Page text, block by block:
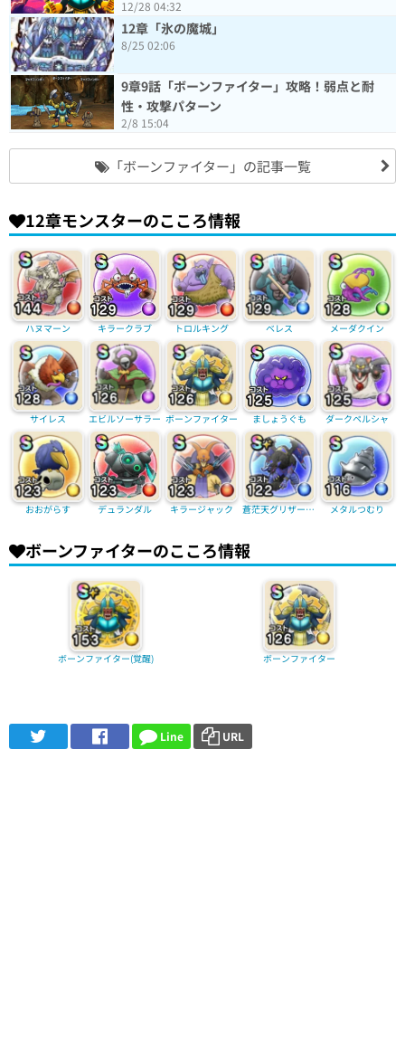
12/28 04:32
12章「氷の魔城」
8/25 02:06
9章9話「ボーンファイター」攻略！弱点と耐
性・攻撃パターン
2/8 15:04
「ボーンファイター」の記事一覧
12章モンスターのこころ情報
ハヌマーン キラークラブ トロルキング ベレス メーダクイン
サイレス エビルソーサラー ボーンファイター ましょうぐも ダークペルシャ
おおがらす デュランダル キラージャック 蒼茫天グリザード(覚醒) メタルつむり
ボーンファイターのこころ情報
ボーンファイター(覚醒) ボーンファイター
Line URL